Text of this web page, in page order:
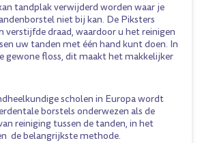
tandplak verwijderd worden waar je
niet bij kan. De Piksters
verstijfde draad, waardoor u het reinigen
uw tanden met één hand kunt doen. In
gewone floss, dit maakt het makkelijker
scholen in Europa wordt
borstels onderwezen als de
reiniging tussen de tanden, in het
de belangrijkste methode.